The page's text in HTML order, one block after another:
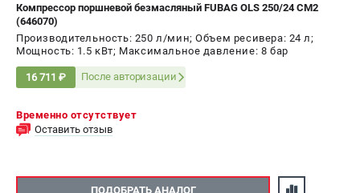
Компрессор поршневой безмасляный FUBAG OLS 250/24 CM2
(646070)
Производительность: 250 л/мин; Объем ресивера: 24 л;
Мощность: 1.5 кВт; Максимальное давление: 8 бар
16 711 ₽ После авторизации
Временно отсутствует
Оставить отзыв
ПОДОБРАТЬ АНАЛОГ